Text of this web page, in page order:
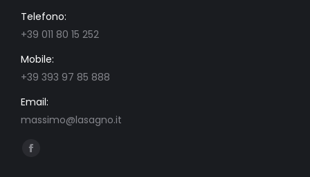
Telefono:
+39 011 80 15 252
Mobile:
+39 393 97 85 888
Email:
massimo@lasagno.it
Ci puoi trovare su:
Facebook